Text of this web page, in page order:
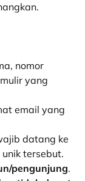
nomor
yang
email yang
datang ke
tersebut.
pengunjung.